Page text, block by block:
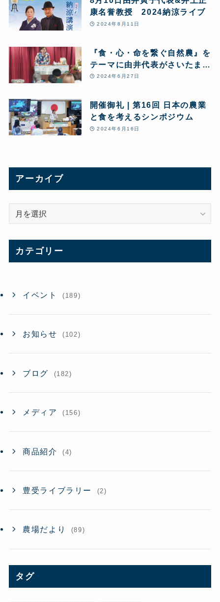
康名誉教授 2024納涼ライブ
2024年8月11日
『食・心・命を繋ぐ自然農』を
テーマに由井代表がさいたま市
で講演
2024年6月27日
開催御礼 | 第16回 日本の農業
と食を考えるシンポジウム
2024年6月16日
アーカイブ
ブ
カテゴリー
イベント (189)
お知らせ (102)
ブログ (182)
メディア (156)
商品紹介 (4)
豊受ライブラリー (2)
農場だより (89)
タグ